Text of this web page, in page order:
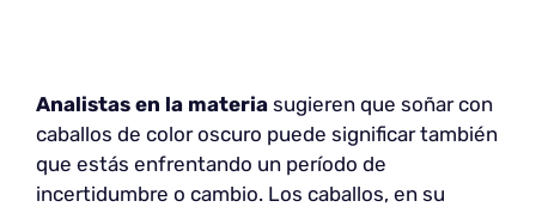
Analistas en la materia sugieren que soñar con
caballos de color oscuro puede significar también
que estás enfrentando un período de
incertidumbre o cambio. Los caballos, en su